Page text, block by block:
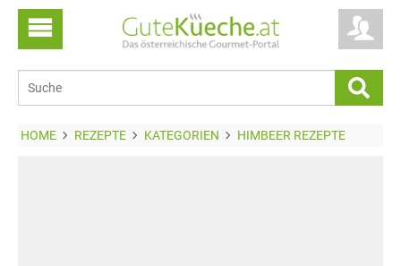
HOME REZEPTE KATEGORIEN HIMBEER REZEPTE